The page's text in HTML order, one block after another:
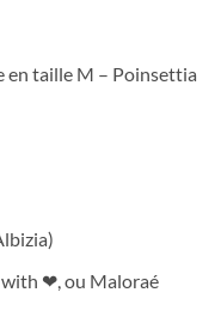
en taille M – Poinsettia
❤, ou Maloraé